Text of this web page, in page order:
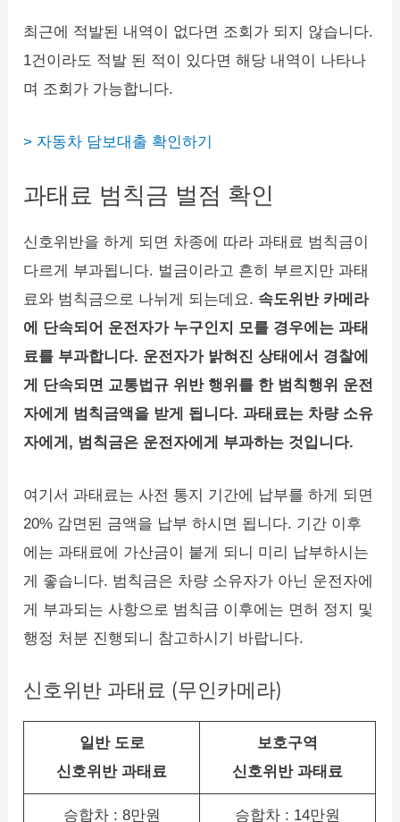
최근에 적발된 내역이 없다면 조회가 되지 않습니다.
1건이라도 적발 된 적이 있다면 해당 내역이 나타나
며 조회가 가능합니다.
> 자동차 담보대출 확인하기
과태료 범칙금 벌점 확인
신호위반을 하게 되면 차종에 따라 과태료 범칙금이
다르게 부과됩니다. 벌금이라고 흔히 부르지만 과태
료와 범칙금으로 나뉘게 되는데요. 속도위반 카메라
에 단속되어 운전자가 누구인지 모를 경우에는 과태
료를 부과합니다. 운전자가 밝혀진 상태에서 경찰에
게 단속되면 교통법규 위반 행위를 한 범칙행위 운전
자에게 범칙금액을 받게 됩니다. 과태료는 차량 소유
자에게, 범칙금은 운전자에게 부과하는 것입니다.
여기서 과태료는 사전 통지 기간에 납부를 하게 되면
20% 감면된 금액을 납부 하시면 됩니다. 기간 이후
에는 과태료에 가산금이 붙게 되니 미리 납부하시는
게 좋습니다. 범칙금은 차량 소유자가 아닌 운전자에
게 부과되는 사항으로 범칙금 이후에는 면허 정지 및
행정 처분 진행되니 참고하시기 바랍니다.
신호위반 과태료 (무인카메라)
일반 도로
신호위반 과태료
보호구역
신호위반 과태료
승합차 : 8만원 승합차 : 14만원